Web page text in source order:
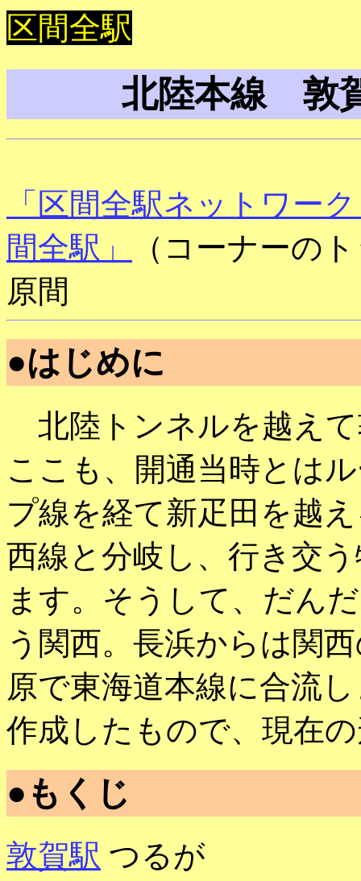
区間全駅
北陸本線 敦
「区間全駅ネットワー
間全駅」
（コーナーの
原間
●はじめに
北陸トンネルを越え
ここも、開通当時とは
プ線を経て新疋田を越
西線と分岐し、行き交
ます。そうして、だん
う関西。長浜からは関
原で東海道本線に合流
作成したもので、現在
●もくじ
敦賀駅 つるが